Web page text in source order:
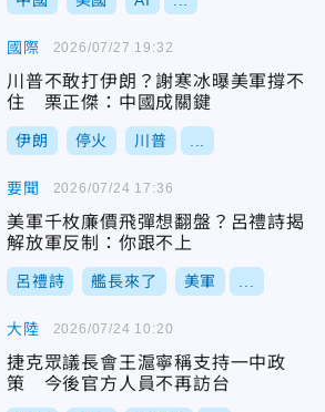
國際
川普不敢打伊朗？謝寒冰曝美軍撐不
住 栗正傑：中國成關鍵
伊朗 停火 川普
2026/07/27 19:32
要聞
美軍千枚廉價飛彈想翻盤？呂禮詩揭
解放軍反制：你跟不上
呂禮詩 艦長來了 美軍
2026/07/24 17:36
大陸
捷克眾議長會王滬寧稱支持一中政
策 今後官方人員不再訪台
2026/07/24 10:20